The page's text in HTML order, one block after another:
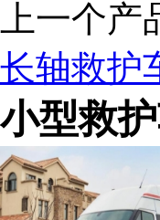
上一个产
长轴救护
小型救